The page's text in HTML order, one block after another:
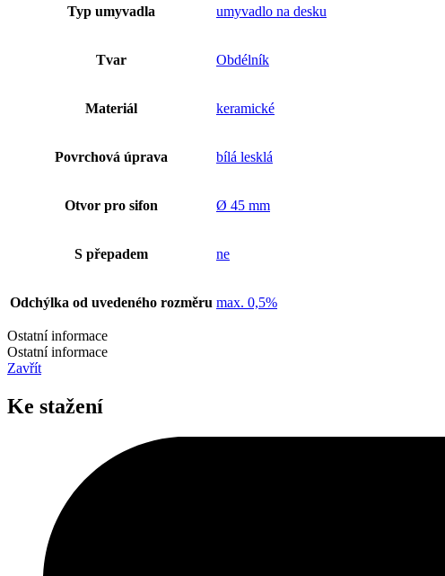
Typ umyvadla umyvadlo na desku
Tvar Obdélník
Materiál keramické
Povrchová úprava bílá lesklá
Otvor pro sifon Ø 45 mm
S přepadem ne
Odchýlka od uvedeného rozměru max. 0,5%
Ostatní informace
Ostatní informace
Zavřít
Ke stažení